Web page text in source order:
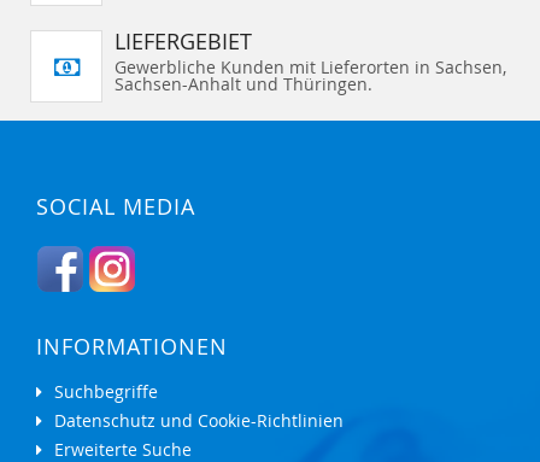
LIEFERGEBIET
Gewerbliche Kunden mit Lieferorten in Sachsen,
Sachsen-Anhalt und Thüringen.
SOCIAL MEDIA
INFORMATIONEN
Suchbegriffe
Datenschutz und Cookie-Richtlinien
Erweiterte Suche